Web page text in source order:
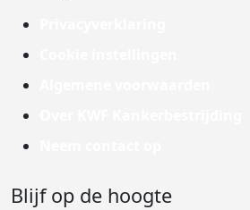
Blijf op de hoogte